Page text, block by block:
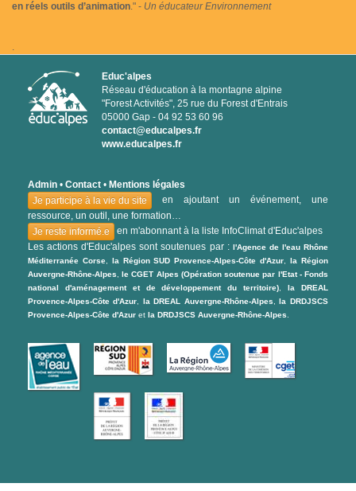
en réels outils d’animation." - Un éducateur Environnement
.
Educ'alpes
Réseau d'éducation à la montagne alpine
"Forest Activités", 25 rue du Forest d'Entrais
05000 Gap - 04 92 53 60 96
contact@educalpes.fr
www.educalpes.fr
Admin • Contact • Mentions légales
Je participe à la vie du site
en ajoutant un événement, une
ressource, un outil, une formation…
Je reste informé.e
en m'abonnant à la liste InfoClimat d'Educ'alpes
Les actions d'Educ'alpes sont soutenues par : l'Agence de l'eau Rhône
Méditerranée Corse, la Région SUD Provence-Alpes-Côte d'Azur ,la Région
Auvergne-Rhône-Alpes ,le CGET Alpes (Opération soutenue par l'Etat - Fonds
national d'aménagement et de développement du territoire) ,la DREAL
Provence-Alpes-Côte d'Azur
la DREAL Auvergne-Rhône-Alpes ,la DRDJSCS
Provence-Alpes-Côte d'Azur et la DRDJSCS Auvergne-Rhône-Alpes